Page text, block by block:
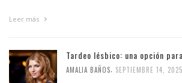
Leer más
Tardeo lésbico: una opción
AMALIA BAÑOS SEPTIEMBRE 14, 2025